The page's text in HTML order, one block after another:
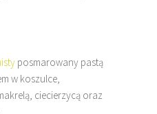
posmarowany pastą
w koszulce,
ciecierzycą oraz